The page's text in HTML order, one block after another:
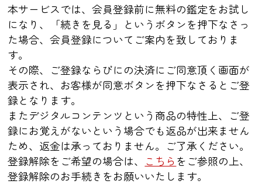
お問い合わせ
あとで占うリスト
メルマガ登録・解除
人生
結婚
好きな人の気持ち
片想いは成就する?
相性
宿縁
復縁
本サービスでは、会員登録前に無料の鑑定をお試し
になり、「続きを見る」というボタンを押下なさっ
た場合、会員登録についてご案内を致しておりま
す。
その際、ご登録ならびにの決済にご同意頂く画面が
表示され、お客様が同意ボタンを押下なさるとご登
録となります。
またデジタルコンテンツという商品の特性上、ご登
録にお覚えがないという場合でも返品が出来ません
ため、返金は承っておりません。ご了承ください。
登録解除をご希望の場合は、 こちらをご参照の上、
登録解除のお手続きをお願いいたします。